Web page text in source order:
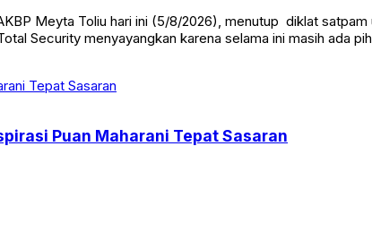
Meyta Toliu hari ini (5/8/2026), menutup diklat
Security menyayangkan karena selama ini masih ada
Puan Maharani Tepat Sasaran